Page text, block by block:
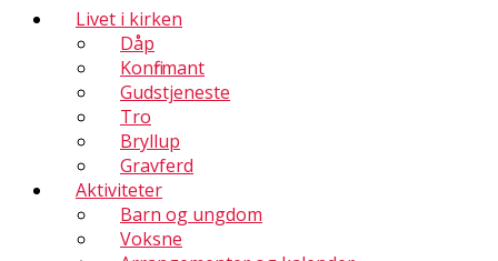
Livet i kirken
Dåp
Konfirmant
Gudstjeneste
Tro
Bryllup
Gravferd
Aktiviteter
Barn og ungdom
Voksne